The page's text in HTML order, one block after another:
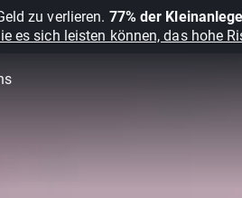
zu verlieren. 77% der
es sich leisten können, das hohe